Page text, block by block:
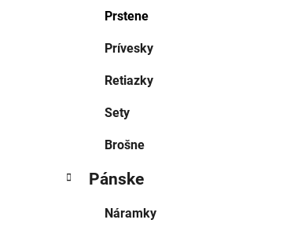
Prstene
Prívesky
Retiazky
Sety
Brošne
Pánske
Náramky